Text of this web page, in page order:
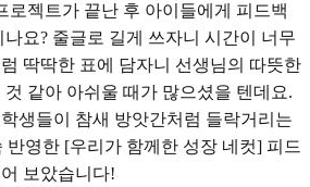
로젝트가 끝난 후 아이들에게 피드백
요? 줄글로 길게 쓰자니 시간이 너무
딱딱한 표에 담자니 선생님의 따뜻한
같아 아쉬울 때가 많으셨을 텐데요.
생들이 참새 방앗간처럼 들락거리는
반영한 [우리가 함께한 성장 네컷] 피드
보았습니다!